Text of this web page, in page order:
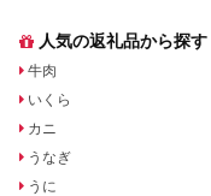
人気の返礼品から探す
牛肉
いくら
カニ
うなぎ
うに